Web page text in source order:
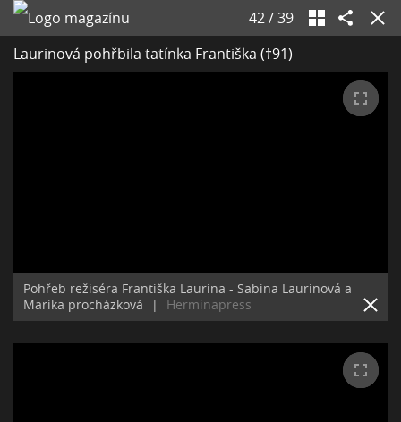
42/39
Laurinová pohřbila tatínka Františka (†91)
Pohřeb režiséra Františka Laurina - Sabina Laurinová a
Marika procházková
| Herminapress